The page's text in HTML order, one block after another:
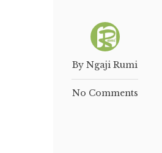
By Ngaji Rumi
No Comments